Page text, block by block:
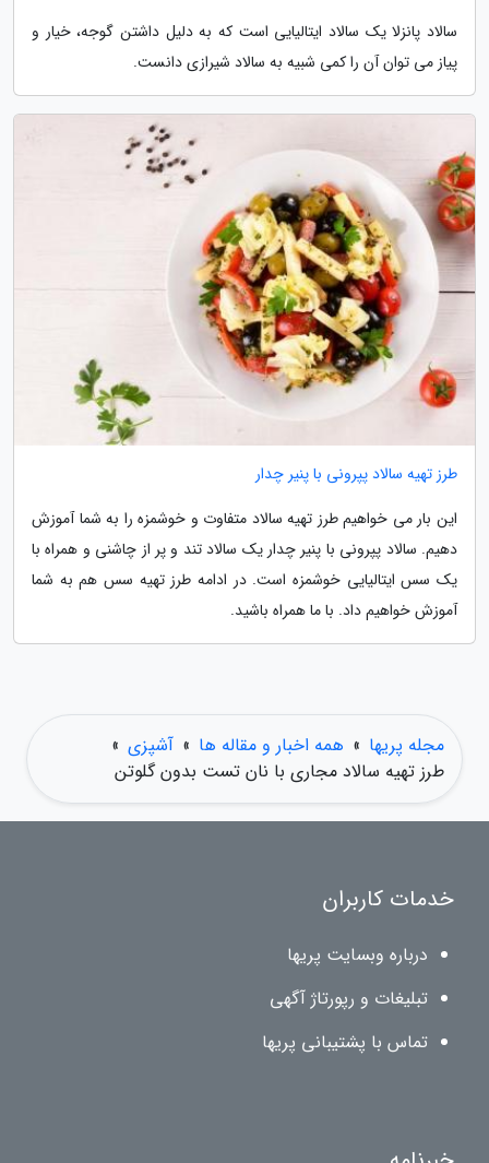
سالاد پانزلا یک سالاد ایتالیایی است که به دلیل داشتن گوجه، خیار و
پیاز می توان آن را کمی شبیه به سالاد شیرازی دانست.
طرز تهیه سالاد پپرونی با پنیر چدار
این بار می خواهیم طرز تهیه سالاد متفاوت و خوشمزه را به شما آموزش
دهیم. سالاد پپرونی با پنیر چدار یک سالاد تند و پر از چاشنی و همراه با
یک سس ایتالیایی خوشمزه است. در ادامه طرز تهیه سس هم به شما
آموزش خواهیم داد. با ما همراه باشید.
مجله پریها » همه اخبار و مقاله ها » آشپزی »
طرز تهیه سالاد مجاری با نان تست بدون گلوتن
خدمات کاربران
درباره وبسایت پریها
تبلیغات و رپورتاژ آگهی
تماس با پشتیبانی پریها